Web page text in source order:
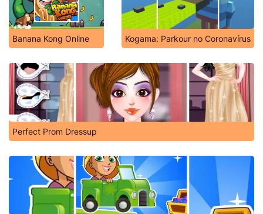
Banana Kong Online Kogama: Parkour no Coronavírus
Perfect Prom Dressup